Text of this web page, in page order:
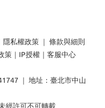
隱私權政策 ｜ 條款與細則
策 ｜ IP授權 ｜ 客服中心
｜ 地址：臺北市中山
經許可不可轉載